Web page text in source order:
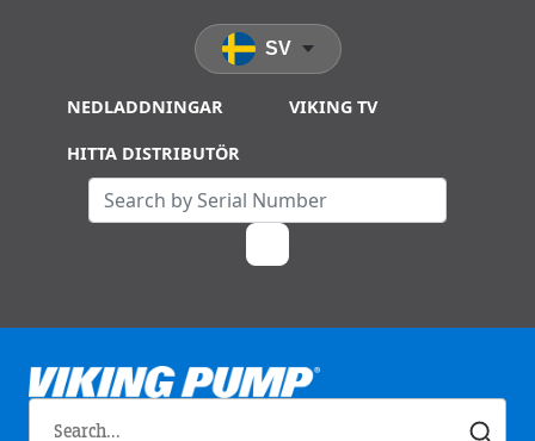
NEDLADDNINGAR VIKING TV
HITTA DISTRIBUTÖR
SV